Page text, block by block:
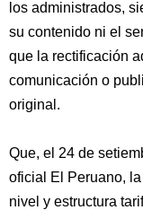
los administrados,
su contenido ni el
que la rectificación
comunicación o
original.
Que, el 24 de
oficial El Peruano,
nivel y estructura